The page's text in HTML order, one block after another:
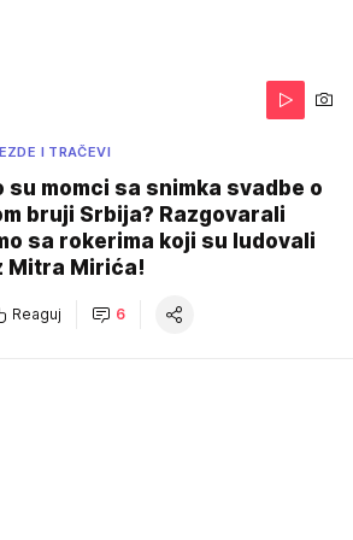
I TRAČEVI
su momci sa snimka svadbe o
bruji Srbija? Razgovarali
sa rokerima koji su ludovali
Mitra Mirića!
Reaguj 6